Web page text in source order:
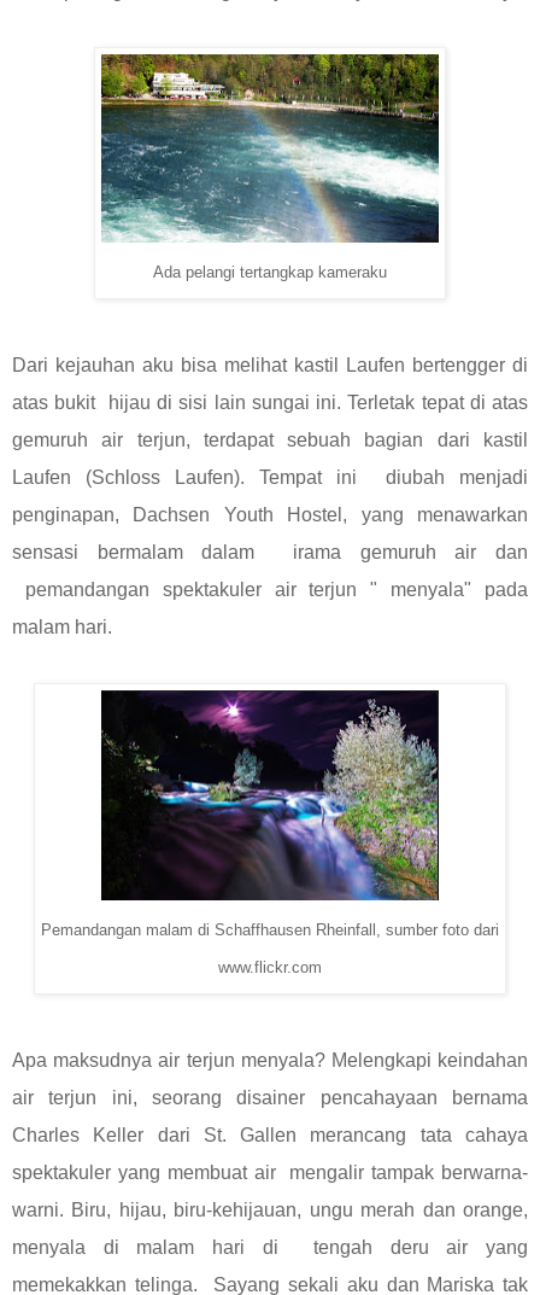
Ada pelangi tertangkap kameraku
Dari kejauhan aku bisa melihat kastil Laufen bertengger di
atas bukit hijau di sisi lain sungai ini. Terletak tepat di atas
gemuruh air terjun, terdapat sebuah bagian dari kastil
Laufen (Schloss Laufen). Tempat ini diubah menjadi
penginapan, Dachsen Youth Hostel, yang menawarkan
sensasi bermalam dalam irama gemuruh air dan
pemandangan spektakuler air terjun " menyala" pada
malam hari.
Pemandangan malam di Schaffhausen Rheinfall, sumber foto dari
www.flickr.com
Apa maksudnya air terjun menyala? Melengkapi keindahan
air terjun ini, seorang disainer pencahayaan bernama
Charles Keller dari St. Gallen merancang tata cahaya
spektakuler yang membuat air mengalir tampak berwarna-
warni. Biru, hijau, biru-kehijauan, ungu merah dan orange,
menyala di malam hari di tengah deru air yang
memekakkan telinga. Sayang sekali aku dan Mariska tak